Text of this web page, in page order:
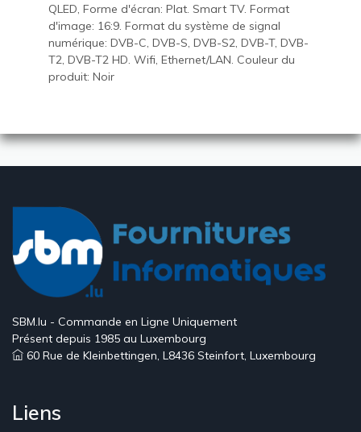
QLED, Forme d'écran: Plat. Smart TV. Format
d'image: 16:9. Format du système de signal
numérique: DVB-C, DVB-S, DVB-S2, DVB-T, DVB-
T2, DVB-T2 HD. Wifi, Ethernet/LAN. Couleur du
produit: Noir
SBM.lu - Commande en Ligne Uniquement
Présent depuis 1985 au Luxembourg
60 Rue de Kleinbettingen, L8436 Steinfort, Luxembourg
Liens